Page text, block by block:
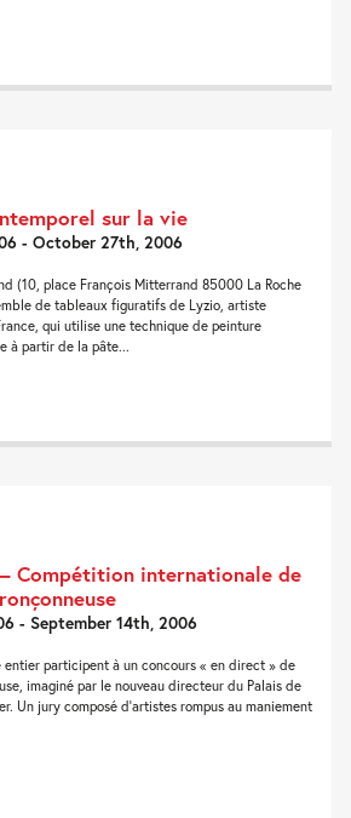
sur la vie
- October 27th, 2006
(10, place François Mitterrand 85000 La Roche
de tableaux figuratifs de Lyzio, artiste
qui utilise une technique de peinture
à partir de la pâte...
Compétition internationale de
- September 14th, 2006
entier participent à un concours « en direct » de
imaginé par le nouveau directeur du Palais de
Un jury composé d’artistes rompus au maniement